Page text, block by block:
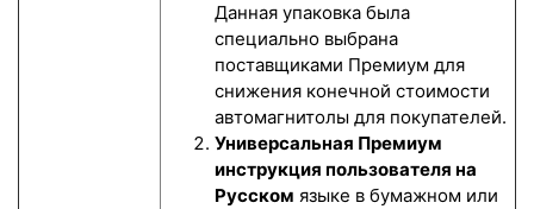
Данная упаковка была
специально выбрана
поставщиками Премиум для
снижения конечной стоимости
автомагнитолы для покупателей.
Универсальная Премиум
инструкция пользователя на
Русском языке в бумажном или